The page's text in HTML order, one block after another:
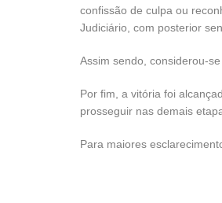
confissão de culpa ou
Judiciário, com posterior
Assim sendo, considerou-
Por fim, a vitória foi
prosseguir nas demais
Para maiores